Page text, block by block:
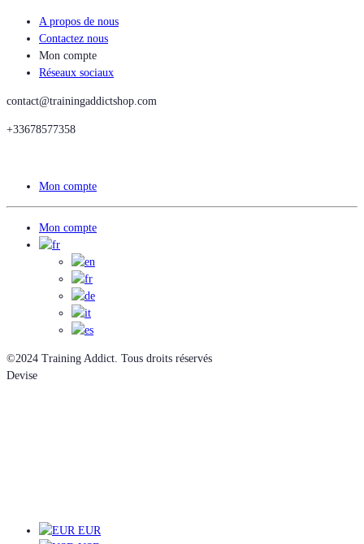
A propos de nous
Contactez nous
Mon compte
Réseaux sociaux
contact@trainingaddictshop.com
+33678577358
Mon compte
Mon compte
©2024 Training Addict. Tous droits réservés
Devise
EUR